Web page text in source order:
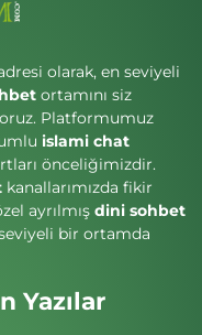
olarak, en seviyeli
ortamını siz
Platformumuz
islami chat
önceliğimizdir.
kanallarımızda fikir
ayrılmış dini sohbet
bir ortamda
Yazılar